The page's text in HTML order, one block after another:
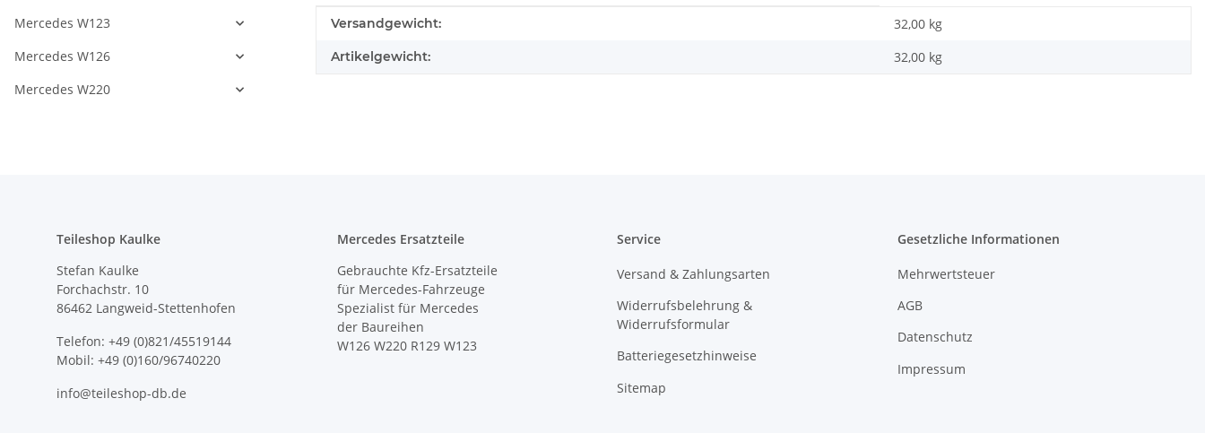
Produkteigenschaft
Wert
Versandgewicht: 32,00 kg
Artikelgewicht: 32,00 kg
Mercedes W123
Mercedes W126
Mercedes W220
Teileshop Kaulke
Stefan Kaulke
Forchachstr. 10
86462 Langweid-Stettenhofen
Telefon: +49 (0)821/45519144
Mobil: +49 (0)160/96740220
info@teileshop-db.de
Mercedes Ersatzteile
Gebrauchte Kfz-Ersatzteile
für Mercedes-Fahrzeuge
Spezialist für Mercedes
der Baureihen
W126 W220 R129 W123
Service
Versand & Zahlungsarten
Widerrufsbelehrung &
Widerrufsformular
Batteriegesetzhinweise
Sitemap
Gesetzliche Informationen
Mehrwertsteuer
AGB
Datenschutz
Impressum